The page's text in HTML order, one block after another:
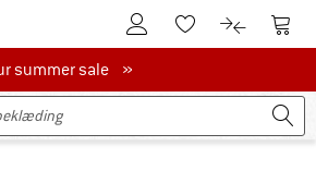
Til kundekontoenTil huskesedlen.
Til Til
summer sale
summer sale »